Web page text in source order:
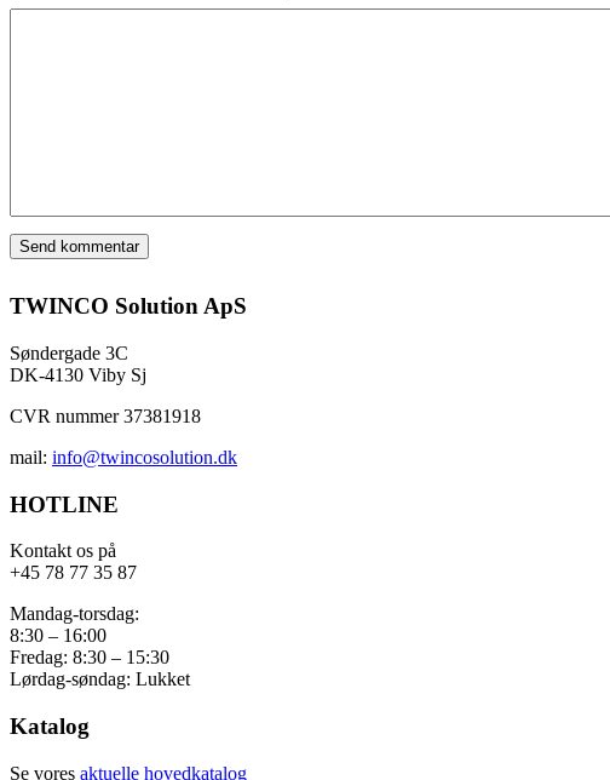
TWINCO Solution ApS
Søndergade 3C
DK-4130 Viby Sj
CVR nummer 37381918
mail: info@twincosolution.dk
HOTLINE
Kontakt os på
+45 78 77 35 87
Mandag-torsdag:
8:30 – 16:00
Fredag: 8:30 – 15:30
Lørdag-søndag: Lukket
Katalog
Se vores aktuelle hovedkatalog